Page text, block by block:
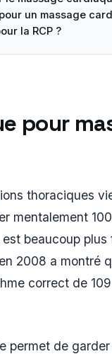
un massage
la RCP ?
pour
thoraciques
mentalement
beaucoup
2008 a montré
correct de
permet de